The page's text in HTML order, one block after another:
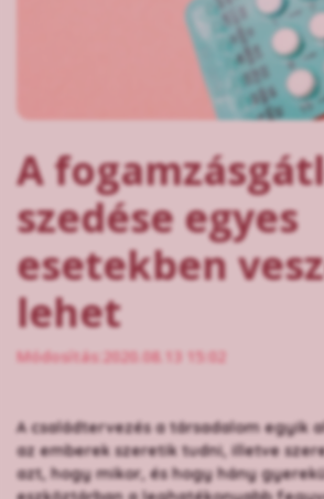
A
szedése egyes
esetekben
lehet
Módosítás:2020.08.13 15:02
A családtervezés a társadalom egyik
az emberek szeretik tudni, illetve
azt, hogy mikor, és hogy hány